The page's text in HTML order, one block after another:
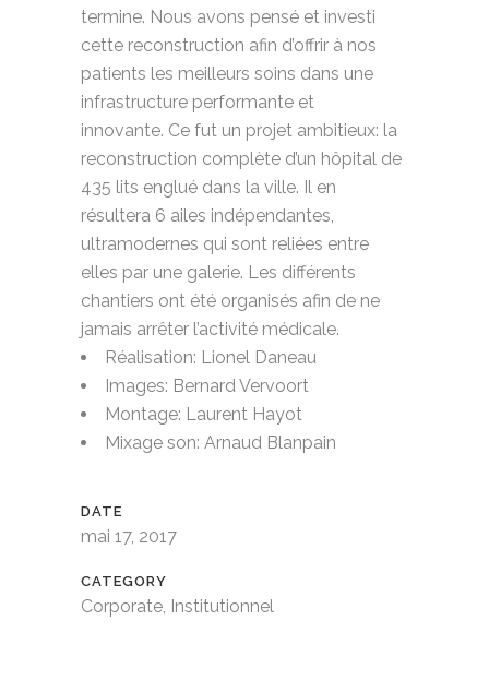
termine. Nous avons pensé et investi
cette reconstruction afin d’offrir à nos
patients les meilleurs soins dans une
infrastructure performante et
innovante. Ce fut un projet ambitieux: la
reconstruction complète d’un hôpital de
435 lits englué dans la ville. Il en
résultera 6 ailes indépendantes,
ultramodernes qui sont reliées entre
elles par une galerie. Les différents
chantiers ont été organisés afin de ne
jamais arrêter l’activité médicale.
Réalisation: Lionel Daneau
Images: Bernard Vervoort
Montage: Laurent Hayot
Mixage son: Arnaud Blanpain
DATE
mai 17, 2017
CATEGORY
Corporate, Institutionnel